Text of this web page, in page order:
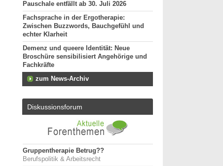
Pauschale entfällt ab 30. Juli 2026
Fachsprache in der Ergotherapie:
Zwischen Buzzwords, Bauchgefühl und
echter Klarheit
Demenz und queere Identität: Neue
Broschüre sensibilisiert Angehörige und
Fachkräfte
zum News-Archiv
Diskussionsforum
Gruppentherapie Betrug??
Berufspolitik & Arbeitsrecht